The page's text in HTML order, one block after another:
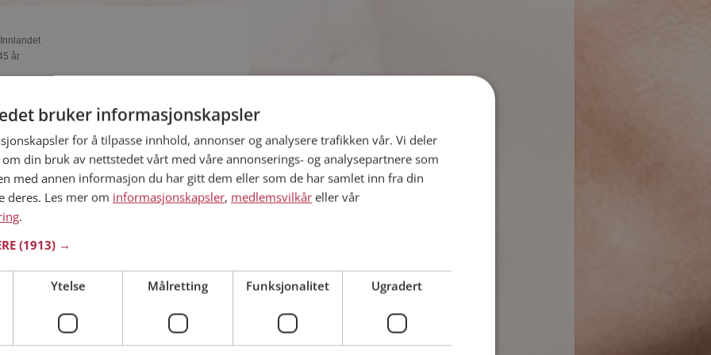
år
du vise deg frem for Stian og tusener av
år
om de single.
bruker informasjonskapsler
for å tilpasse innhold, annonser og analysere trafikken vår. Vi deler
din bruk av nettstedet vårt med våre annonserings- og analysepartnere som
med annen informasjon du har gitt dem eller som de har samlet inn fra din
deres. Les mer om informasjonskapsler, medlemsvilkår eller vår
.
(1913) →
Ytelse Målretting Funksjonalitet Ugradert